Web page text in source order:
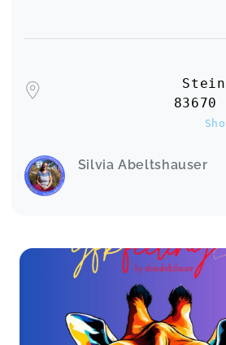
Silvia Abeltshauser